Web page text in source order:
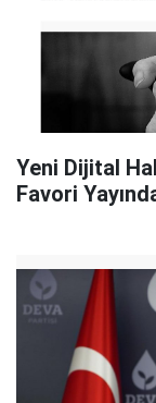
Yeni Dijital
Favori